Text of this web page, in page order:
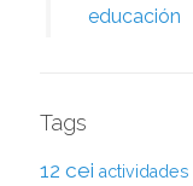
educación
Tags
12 cei actividades